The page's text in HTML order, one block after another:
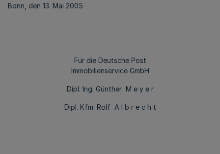
Bonn, den 13. Mai 2005
Für die Deutsche Post
Immobilienservice GmbH
Dipl. Ing. Günther M e y e r
Dipl. Kfm. Rolf A l b r e c h t